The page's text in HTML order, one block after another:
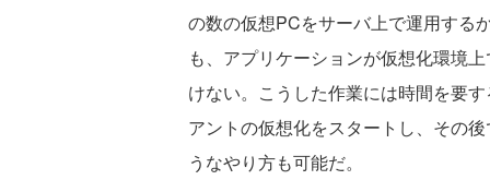
の数の仮想PCをサーバ上で運用する
も、アプリケーションが仮想化環境
けない。こうした作業には時間を要
アントの仮想化をスタートし、その
うなやり方も可能だ。